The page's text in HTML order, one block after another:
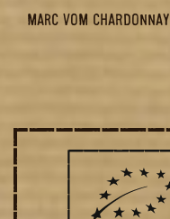
MARC VOM CHARDONNAY